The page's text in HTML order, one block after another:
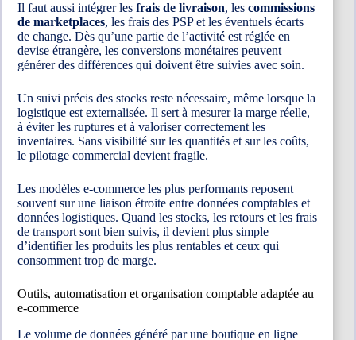
Il faut aussi intégrer les frais de livraison, les commissions
de marketplaces, les frais des PSP et les éventuels écarts
de change. Dès qu’une partie de l’activité est réglée en
devise étrangère, les conversions monétaires peuvent
générer des différences qui doivent être suivies avec soin.
Un suivi précis des stocks reste nécessaire, même lorsque la
logistique est externalisée. Il sert à mesurer la marge réelle,
à éviter les ruptures et à valoriser correctement les
inventaires. Sans visibilité sur les quantités et sur les coûts,
le pilotage commercial devient fragile.
Les modèles e-commerce les plus performants reposent
souvent sur une liaison étroite entre données comptables et
données logistiques. Quand les stocks, les retours et les frais
de transport sont bien suivis, il devient plus simple
d’identifier les produits les plus rentables et ceux qui
consomment trop de marge.
Outils, automatisation et organisation comptable adaptée au
e-commerce
Le volume de données généré par une boutique en ligne